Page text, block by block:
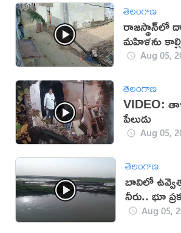
తెలంగాణ
రాజస్థాన్‌లో
మహిళను
యువకుడు
Aug 05,
తెలంగాణ
VIDEO:
పేలుడు
Aug 05,
తెలంగాణ
బావిలో
నీరు.. భూ
కారణమా?
Aug 05,